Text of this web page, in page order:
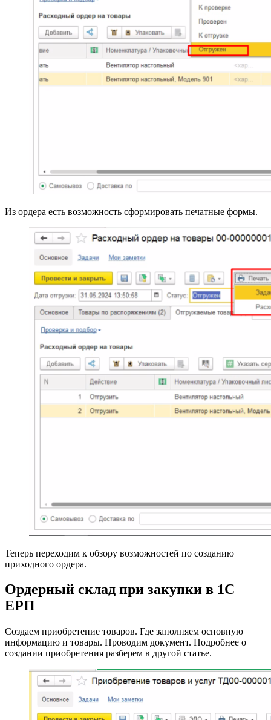
Из ордера есть возможность сформировать печатные формы.
Теперь переходим к обзору возможностей по созданию
приходного ордера.
Ордерный склад при закупки в 1С
ЕРП
Создаем приобретение товаров. Где заполняем основную
информацию и товары. Проводим документ. Подробнее о
создании приобретения разберем в другой статье.